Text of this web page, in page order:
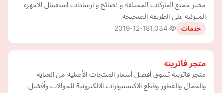
مصر جميع الماركات المختلفة و نصائح و ارشادات استعمال الاجهزة
المنزلية على الطريقة الصحيحة
خدمات 2019-12-18
متجر فاترينه
متجر فاترينه تسوق أفضل أسعار المنتجات الأصلية من العناية
والجمال والعطور وقطع الاكسسوارات الالكترونية للجوالات وأفضل